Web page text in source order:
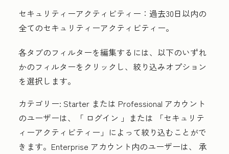
セキュリティーアクティビティー： 過去30日以内の
全てのセキュリティーアクティビティー。
各タブのフィルターを編集するには、以下のいずれ
かのフィルターをクリックし、絞り込みオプション
を選択します。
カテゴリー: Starter または Professional アカウント
のユーザーは、「 ログイン 」または
「セキュリテ
ィーアクティビティー 」によって絞り込むことがで
きます。 Enterprise アカウント内のユーザーは、 承